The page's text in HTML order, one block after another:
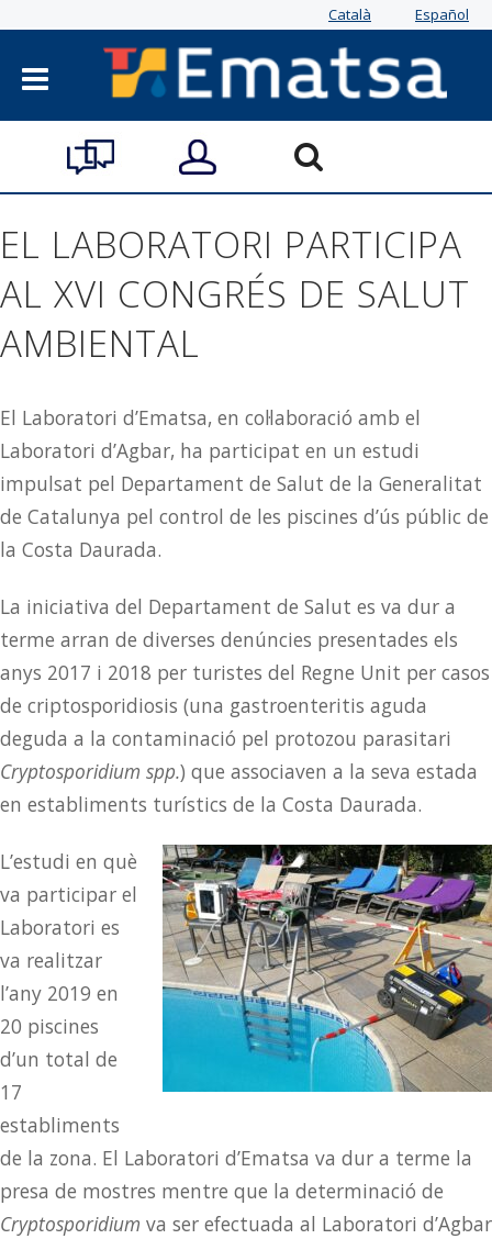
Català Español
EL LABORATORI PARTICIPA
AL XVI CONGRÉS DE SALUT
AMBIENTAL
El Laboratori d’Ematsa, en col·laboració amb el
Laboratori d’Agbar, ha participat en un estudi
impulsat pel Departament de Salut de la Generalitat
de Catalunya pel control de les piscines d’ús públic de
la Costa Daurada.
La iniciativa del Departament de Salut es va dur a
terme arran de diverses denúncies presentades els
anys 2017 i 2018 per turistes del Regne Unit per casos
de criptosporidiosis (una gastroenteritis aguda
deguda a la contaminació pel protozou parasitari
Cryptosporidium spp.) que associaven a la seva estada
en establiments turístics de la Costa Daurada.
L’estudi en què
va participar el
Laboratori es
va realitzar
l’any 2019 en
20 piscines
d’un total de
17
establiments
de la zona. El Laboratori d’Ematsa va dur a terme la
presa de mostres mentre que la determinació de
Cryptosporidium va ser efectuada al Laboratori d’Agbar